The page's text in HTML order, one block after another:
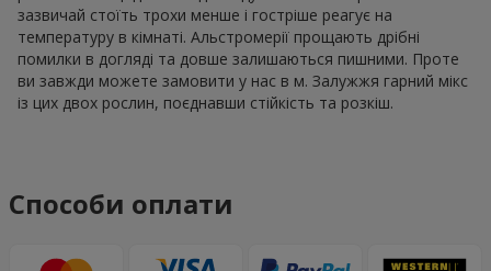
зазвичай стоїть трохи менше і гостріше реагує на
температуру в кімнаті. Альстромерії прощають дрібні
помилки в догляді та довше залишаються пишними. Проте
ви завжди можете замовити у нас в м. Залужжя гарний мікс
із цих двох рослин, поєднавши стійкість та розкіш.
Способи оплати